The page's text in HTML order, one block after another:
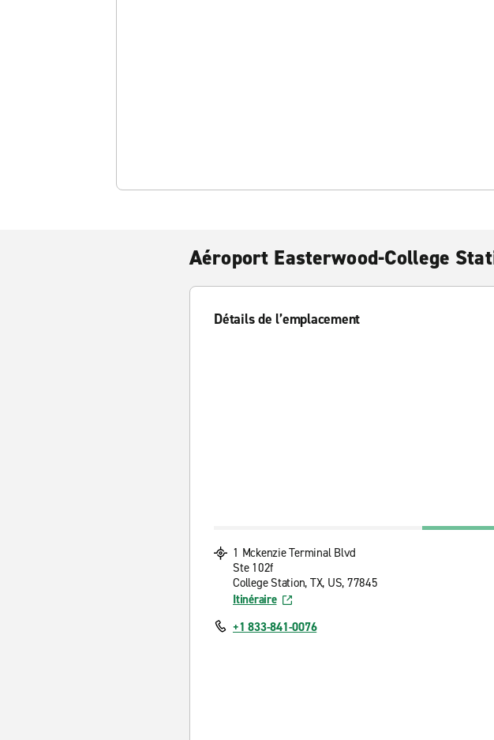
Aéroport Easterwood-College
Détails de l’emplacement
1 Mckenzie Terminal Blvd
Ste 102f
College Station, TX, US, 77845
Itinéraire
+1 833-841-0076